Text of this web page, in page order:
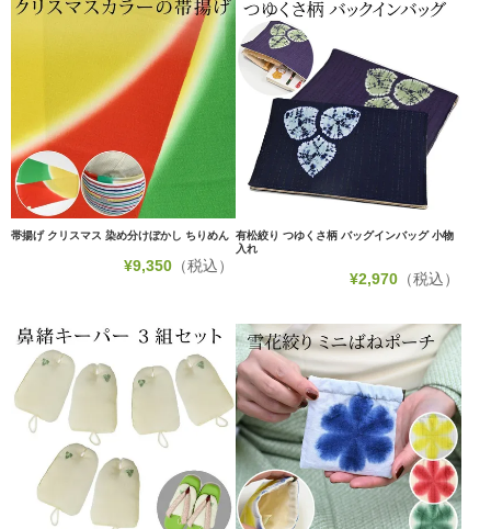
帯揚げ クリスマス 染め分けぼかし ちりめん
¥9,350 （税込）
有松絞り つゆくさ柄 バッグインバッグ 小物
入れ
¥2,970（税込）